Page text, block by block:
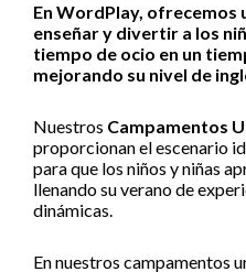
En WordPlay, ofrecemos
enseñar y divertir a los
tiempo de ocio en un
mejorando su nivel de
Nuestros Campamentos
proporcionan el escenario
para que los niños y niñas
llenando su verano de
dinámicas.
En nuestros campamentos